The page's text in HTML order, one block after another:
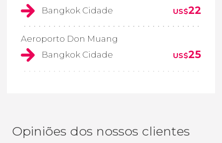
Bangkok Cidade
US$22
Aeroporto Don Muang
Bangkok Cidade
US$25
Opiniões dos nossos clientes